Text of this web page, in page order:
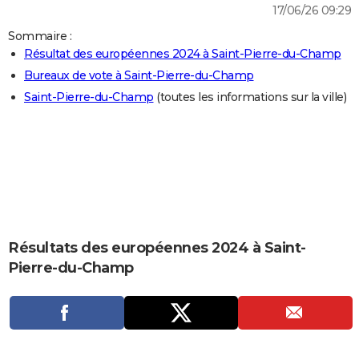
LIFESTYLE
Art de vivre
Bien-être
Loisirs
Mode
Modes de vie
SANTE
Alimentation
Guide de la santé
Maladies
Médicaments
Sommeil
VOYAGE
Carte de Noël
Carte Bonne année
Carte Saint-Valentin
Carte Pâques
Carte d'anniversaire
COPAINS D'AVANT
17/06/26 09:29
Sommaire :
Résultat des européennes 2024 à Saint-Pierre-du-Champ
Bureaux de vote à Saint-Pierre-du-Champ
Saint-Pierre-du-Champ (toutes les informations sur la ville)
Résultats des européennes 2024 à Saint-
Pierre-du-Champ